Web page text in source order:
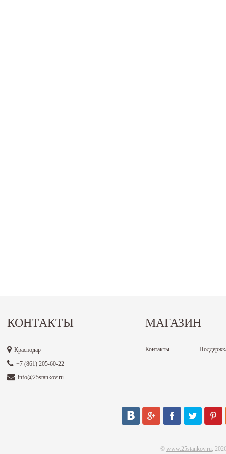
КОНТАКТЫ
Краснодар
+7 (861) 205-60-22
info@25stankov.ru
МАГАЗИН
Контакты
© www.25stankov.ru,